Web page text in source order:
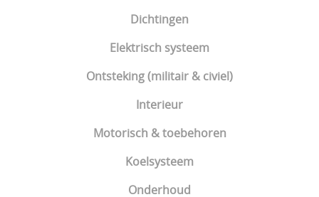
Dichtingen
Elektrisch systeem
Ontsteking (militair & civiel)
Interieur
Motorisch & toebehoren
Koelsysteem
Onderhoud